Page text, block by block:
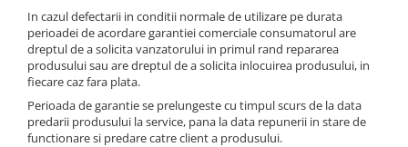
In cazul defectarii in conditii normale de utilizare pe durata
perioadei de acordare garantiei comerciale consumatorul are
dreptul de a solicita vanzatorului in primul rand repararea
produsului sau are dreptul de a solicita inlocuirea produsului, in
fiecare caz fara plata.
Perioada de garantie se prelungeste cu timpul scurs de la data
predarii produsului la service, pana la data repunerii in stare de
functionare si predare catre client a produsului.